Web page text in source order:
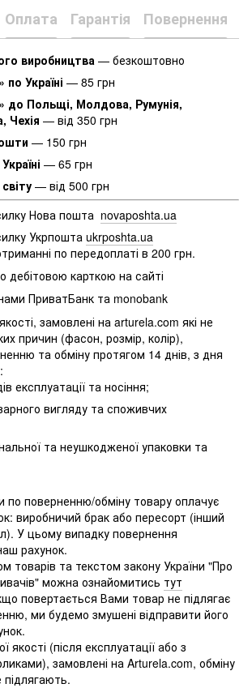
Оплата Гарантія Повернення
виробництва — безкоштовно
Україні — 85 грн
Польщі, Молдова, Румунія,
Чехія — від 350 грн
— 150 грн
— 65 грн
— від 500 грн
Нова пошта novaposhta.ua
Укрпошта ukrposhta.ua
по передоплаті в 200 грн.
дебітовою карткою на сайті
ПриватБанк та monobank
замовлені на arturela.com які не
причин (фасон, розмір, колір),
та обміну протягом 14 днів, з дня
експлуатації та носіння;
вигляду та споживчих
та неушкодженої упаковки та
по поверненню/обміну товару оплачує
виробничий брак або пересорт (інший
У цьому випадку повернення
рахунок.
товарів та текстом закону України "Про
можна ознайомитись тут
повертається Вами товар не підлягає
ми будемо змушені відправити його
якості (після експлуатації або з
замовлені на Arturela.com, обміну